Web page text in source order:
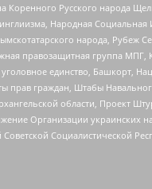
Русского народа
Народная
народа, Рубеж
правозащитная группа
единство,
граждан, Штабы
области, Проект
Организации украинских
Социалистической